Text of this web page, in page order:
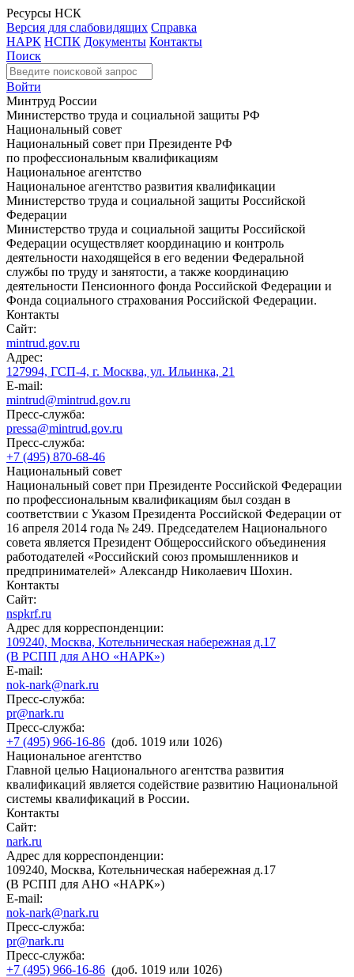
Ресурсы НСК
Версия для слабовидящих Справка
НАРК НСПК Документы Контакты
Поиск
Войти
Минтруд России
Министерство труда и социальной защиты РФ
Национальный совет
Национальный совет при Президенте РФ
по профессиональным квалификациям
Национальное агентство
Национальное агентство развития квалификации
Министерство труда и социальной защиты Российской
Федерации
Министерство труда и социальной защиты Российской
Федерации осуществляет координацию и контроль
деятельности находящейся в его ведении Федеральной
службы по труду и занятости, а также координацию
деятельности Пенсионного фонда Российской Федерации и
Фонда социального страхования Российской Федерации.
Контакты
Сайт:
mintrud.gov.ru
Адрес:
127994, ГСП-4, г. Москва, ул. Ильинка, 21
E-mail:
mintrud@mintrud.gov.ru
Пресс-служба:
pressa@mintrud.gov.ru
Пресс-служба:
+7 (495) 870-68-46
Национальный совет
Национальный совет при Президенте Российской Федерации
по профессиональным квалификациям был создан в
соответствии с Указом Президента Российской Федерации от
16 апреля 2014 года № 249. Председателем Национального
совета является Президент Общероссийского объединения
работодателей «Российский союз промышленников и
предпринимателей» Александр Николаевич Шохин.
Контакты
Сайт:
nspkrf.ru
Адрес для корреспонденции:
109240, Москва, Котельническая набережная д.17
(В РСПП для АНО «НАРК»)
E-mail:
nok-nark@nark.ru
Пресс-служба:
pr@nark.ru
Пресс-служба:
+7 (495) 966-16-86 (доб. 1019 или 1026)
Национальное агентство
Главной целью Национального агентства развития
квалификаций является содействие развитию Национальной
системы квалификаций в России.
Контакты
Сайт:
nark.ru
Адрес для корреспонденции:
109240, Москва, Котельническая набережная д.17
(В РСПП для АНО «НАРК»)
E-mail:
nok-nark@nark.ru
Пресс-служба:
pr@nark.ru
Пресс-служба:
+7 (495) 966-16-86 (доб. 1019 или 1026)